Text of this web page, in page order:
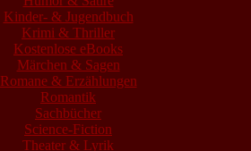
Kinder- & Jugendbuch
Krimi & Thriller
Kostenlose eBooks
Märchen & Sagen
Romane & Erzählungen
Romantik
Sachbücher
Science-Fiction
Theater & Lyrik